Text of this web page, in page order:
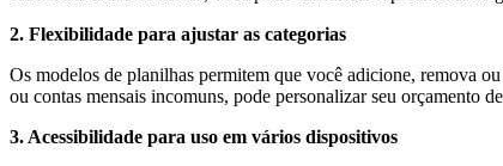
2. Flexibilidade para ajustar as categorias
Os modelos de planilhas permitem que você adicione, remova
ou contas mensais incomuns, pode personalizar seu orçamento
3. Acessibilidade para uso em vários dispositivos